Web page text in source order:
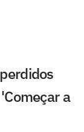
a